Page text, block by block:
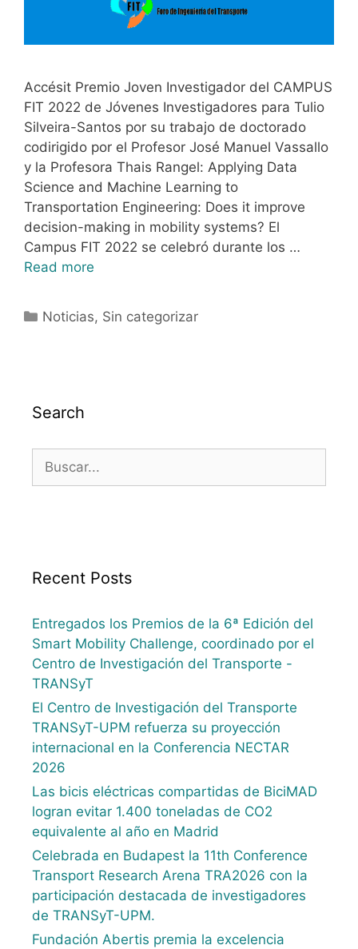
Accésit Premio Joven Investigador del CAMPUS
FIT 2022 de Jóvenes Investigadores para Tulio
Silveira-Santos por su trabajo de doctorado
codirigido por el Profesor José Manuel Vassallo
y la Profesora Thais Rangel: Applying Data
Science and Machine Learning to
Transportation Engineering: Does it improve
decision-making in mobility systems? El
Campus FIT 2022 se celebró durante los …
Read more
Noticias, Sin categorizar
Search
Recent Posts
Entregados los Premios de la 6ª Edición del
Smart Mobility Challenge, coordinado por el
Centro de Investigación del Transporte -
TRANSyT
El Centro de Investigación del Transporte
TRANSyT-UPM refuerza su proyección
internacional en la Conferencia NECTAR
2026
Las bicis eléctricas compartidas de BiciMAD
logran evitar 1.400 toneladas de CO2
equivalente al año en Madrid
Celebrada en Budapest la 11th Conference
Transport Research Arena TRA2026 con la
participación destacada de investigadores
de TRANSyT-UPM.
Fundación Abertis premia la excelencia